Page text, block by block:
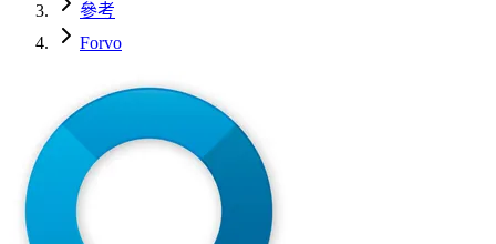
參考
Forvo